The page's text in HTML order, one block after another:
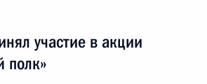
участие в акции
полк»